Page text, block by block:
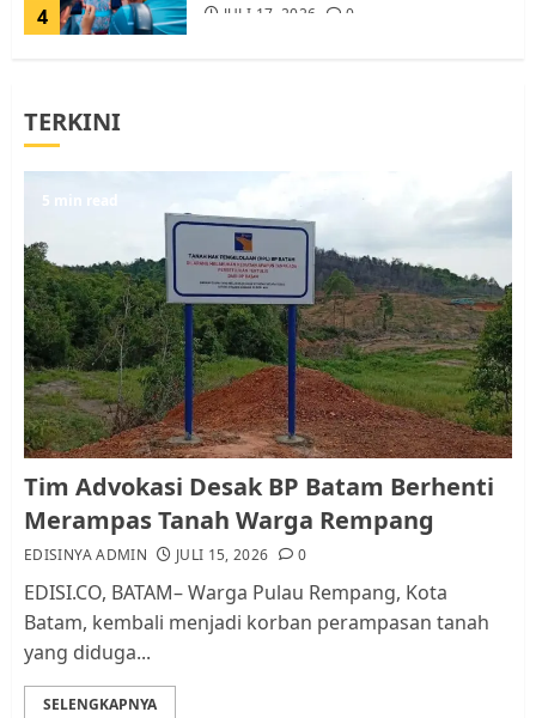
4 JULI 17, 2026 0
5
1
Pemko Batam Tegaskan RT dan
RW bukan Petugas Pendataan
dan Pemungutan Pajak
AGUSTUS 1, 2026 0
Kader Pajak jadi Penghubung
Pemerintah dan Masyarakat di
Lingkungan RT/RW
AGUSTUS 1, 2026
TERKINI
5 min read
Tim Advokasi Desak BP Batam Berhenti
Merampas Tanah Warga Rempang
EDISINYA ADMIN JULI 15, 2026 0
EDISI.CO, BATAM– Warga Pulau Rempang, Kota
Batam, kembali menjadi korban perampasan tanah
yang diduga...
SELENGKAPNYA